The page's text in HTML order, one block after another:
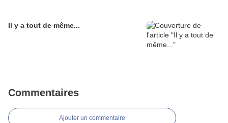
Il y a tout de même...
Commentaires
Ajouter un commentaire